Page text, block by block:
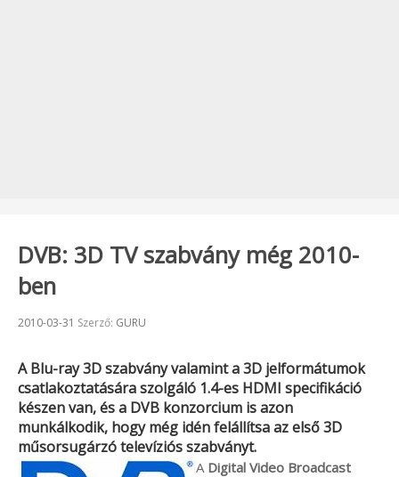
DVB: 3D TV szabvány még 2010-
ben
Beküldve:
2010-03-31 Szerző: GURU
A Blu-ray 3D szabvány valamint a 3D jelformátumok
csatlakoztatására szolgáló 1.4-es HDMI specifikáció
készen van, és a DVB konzorcium is azon
munkálkodik, hogy még idén felállítsa az első 3D
műsorsugárzó televíziós szabványt.
A Digital Video Broadcast